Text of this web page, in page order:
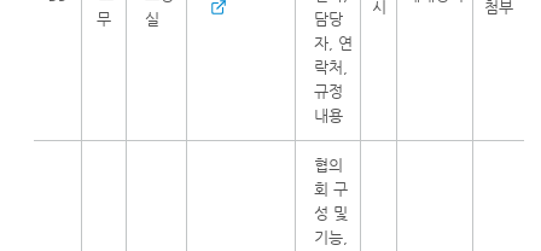
무
실
담당
자, 연
락처,
규정
내용
시
첨부
협의
회 구
성 및
기능,